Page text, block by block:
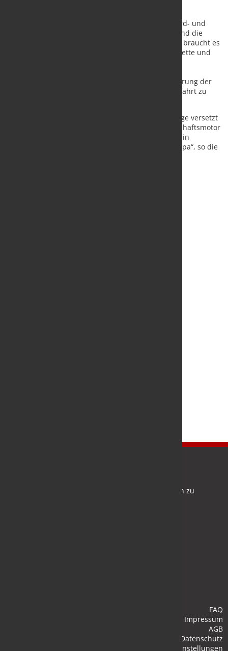
Um diesen Ausbau der Windenergie auf See in Nord- und
Ostsee erreichen zu können, müssen nun umgehend die
richtigen Weichen gestellt werden. Unter anderem braucht es
Präqualifikationskriterien für eine resiliente Lieferkette und
Energiesouveränität Europas und die Dekarbonisierung der
energieintensiven Industrie sowie die grüne Schifffahrt zu
Die Offshore-Windindustrie muss endlich in die Lage versetzt
werden, ihren Platz in der Energiewende als Wirtschaftsmotor
einnehmen zu können: Sie ist das Fundament für ein
souveränes und industriell stark aufgestelltes Europa“, so die
Bleiben Sie auf dem Laufenden und melden Sie sich zu
FAQ
Impressum
AGB
Datenschutz
Cookie-Einstellungen